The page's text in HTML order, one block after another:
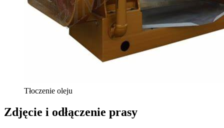
Tłoczenie oleju
Zdjęcie i odłączenie prasy